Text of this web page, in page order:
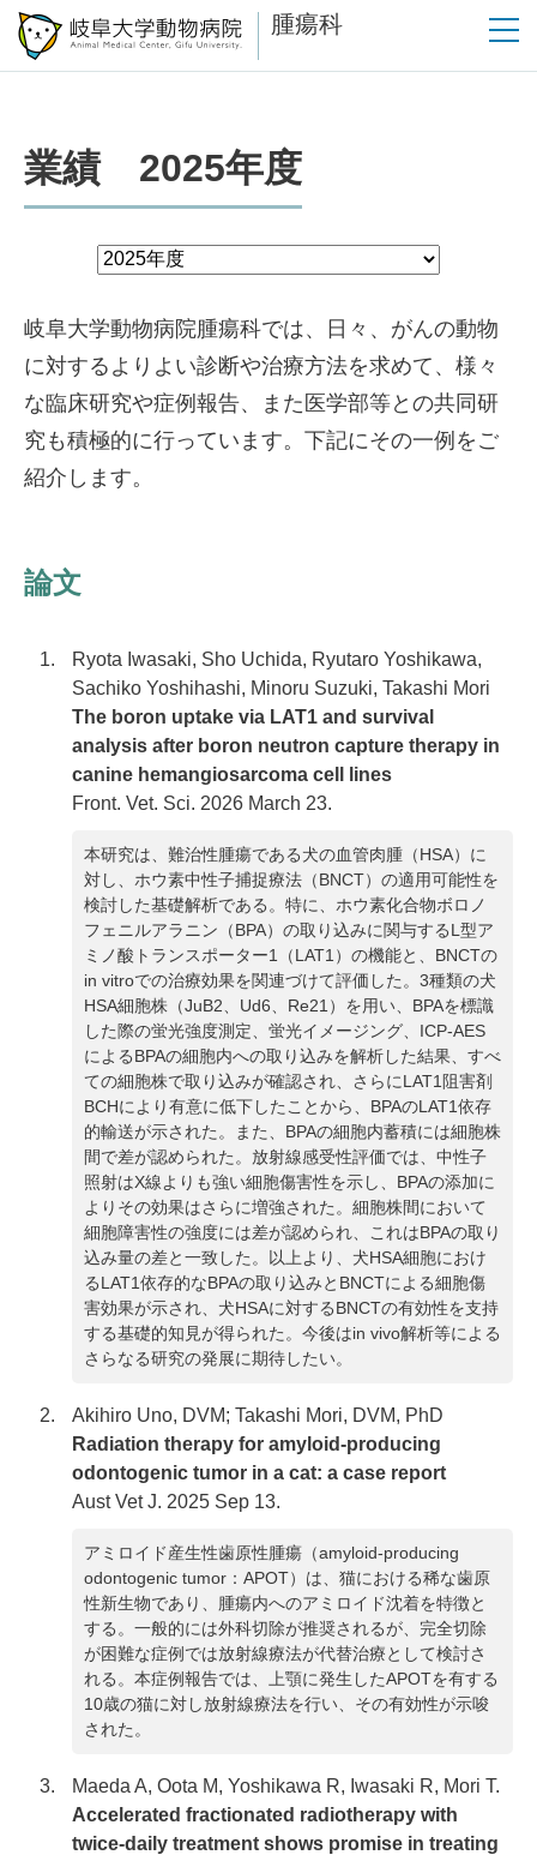
腫瘍科
業績 2025年度
岐阜大学動物病院腫瘍科では、日々、がんの動物
に対するよりよい診断や治療方法を求めて、様々
な臨床研究や症例報告、また医学部等との共同研
究も積極的に行っています。下記にその一例をご
紹介します。
論文
Ryota Iwasaki, Sho Uchida, Ryutaro Yoshikawa,
Sachiko Yoshihashi, Minoru Suzuki, Takashi Mori
The boron uptake via LAT1 and survival
analysis after boron neutron capture therapy in
canine hemangiosarcoma cell lines
Front. Vet. Sci. 2026 March 23.
本研究は、難治性腫瘍である犬の血管肉腫（HSA）に
対し、ホウ素中性子捕捉療法（BNCT）の適用可能性を
検討した基礎解析である。特に、ホウ素化合物ボロノ
フェニルアラニン（BPA）の取り込みに関与するL型ア
ミノ酸トランスポーター1（LAT1）の機能と、BNCTの
in vitroでの治療効果を関連づけて評価した。3種類の犬
HSA細胞株（JuB2、Ud6、Re21）を用い、BPAを標識
した際の蛍光強度測定、蛍光イメージング、ICP-AES
によるBPAの細胞内への取り込みを解析した結果、すべ
ての細胞株で取り込みが確認され、さらにLAT1阻害剤
BCHにより有意に低下したことから、BPAのLAT1依存
的輸送が示された。また、BPAの細胞内蓄積には細胞株
間で差が認められた。放射線感受性評価では、中性子
照射はX線よりも強い細胞傷害性を示し、BPAの添加に
よりその効果はさらに増強された。細胞株間において
細胞障害性の強度には差が認められ、これはBPAの取り
込み量の差と一致した。以上より、犬HSA細胞におけ
るLAT1依存的なBPAの取り込みとBNCTによる細胞傷
害効果が示され、犬HSAに対するBNCTの有効性を支持
する基礎的知見が得られた。今後はin vivo解析等による
さらなる研究の発展に期待したい。
Akihiro Uno, DVM; Takashi Mori, DVM, PhD
Radiation therapy for amyloid-producing
odontogenic tumor in a cat: a case report
Aust Vet J. 2025 Sep 13.
アミロイド産生性歯原性腫瘍（amyloid-producing
odontogenic tumor：APOT）は、猫における稀な歯原
性新生物であり、腫瘍内へのアミロイド沈着を特徴と
する。一般的には外科切除が推奨されるが、完全切除
が困難な症例では放射線療法が代替治療として検討さ
れる。本症例報告では、上顎に発生したAPOTを有する
10歳の猫に対し放射線療法を行い、その有効性が示唆
された。
Maeda A, Oota M, Yoshikawa R, Iwasaki R, Mori T.
Accelerated fractionated radiotherapy with
twice-daily treatment shows promise in treating